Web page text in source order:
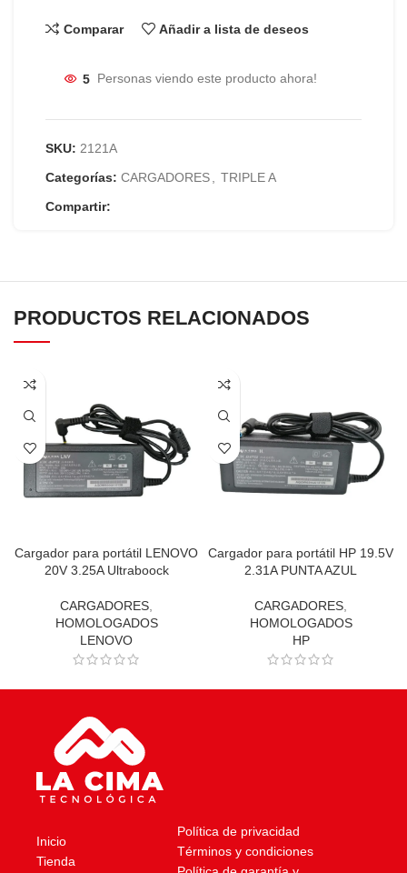
Comparar Añadir a lista de deseos
5 Personas viendo este producto ahora!
SKU: 2121A
Categorías: CARGADORES, TRIPLE A
Compartir:
PRODUCTOS RELACIONADOS
Cargador para portátil LENOVO
20V 3.25A Ultraboock
CARGADORES,
HOMOLOGADOS
LENOVO
Cargador para portátil HP 19.5V
2.31A PUNTA AZUL
CARGADORES,
HOMOLOGADOS
HP
Inicio
Tienda
Política de privacidad
Términos y condiciones